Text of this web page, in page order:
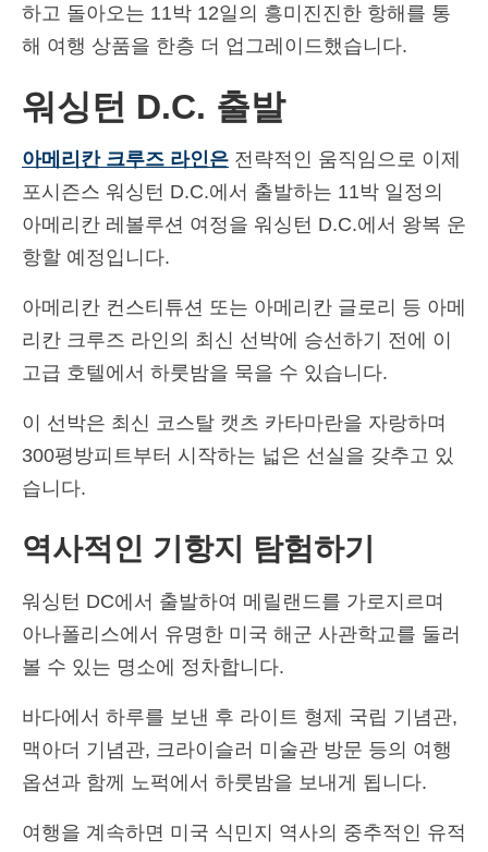
עברית 히브리어
Italiano (이태리어
日本語(일어)
Norsk bokmål ( 노르웨이 보크말어 )
Polski(
Português ( 포르투갈 포르투갈어)
Slovenčina( 슬라브어)
Slovenščina (슬로베니아어 )
Español(스페인어)
하고 돌아오는 11박 12일의 흥미진진한 항해를 통
해 여행 상품을 한층 더 업그레이드했습니다.
워싱턴 D.C. 출발
아메리칸 크루즈 라인은 전략적인 움직임으로 이제
포시즌스 워싱턴 D.C.에서 출발하는 11박 일정의
아메리칸 레볼루션 여정을 워싱턴 D.C.에서 왕복 운
항할 예정입니다.
아메리칸 컨스티튜션 또는 아메리칸 글로리 등 아메
리칸 크루즈 라인의 최신 선박에 승선하기 전에 이
고급 호텔에서 하룻밤을 묵을 수 있습니다.
이 선박은 최신 코스탈 캣츠 카타마란을 자랑하며
300평방피트부터 시작하는 넓은 선실을 갖추고 있
습니다.
역사적인 기항지 탐험하기
워싱턴 DC에서 출발하여 메릴랜드를 가로지르며
아나폴리스에서 유명한 미국 해군 사관학교를 둘러
볼 수 있는 명소에 정차합니다.
바다에서 하루를 보낸 후 라이트 형제 국립 기념관,
맥아더 기념관, 크라이슬러 미술관 방문 등의 여행
옵션과 함께 노퍽에서 하룻밤을 보내게 됩니다.
여행을 계속하면 미국 식민지 역사의 중추적인 유적